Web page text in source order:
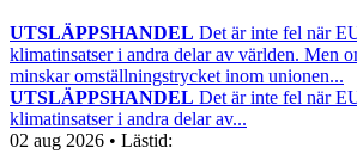
UTSLÄPPSHANDEL Det är inte fel när
klimatinsatser i andra delar av världen. Men
minskar omställningstrycket inom unionen...
UTSLÄPPSHANDEL Det är inte fel när
klimatinsatser i andra delar av...
02 aug 2026 • Lästid: